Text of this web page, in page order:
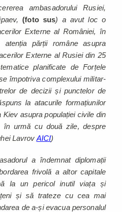
ambasadorului Rusiei,
(foto sus) a avut loc o
Externe al României, în
părții române asupra
Externe al Rusiei din 25
planificate de Forțele
împotriva complexului militar-
de decizii și punctelor de
la atacurile formațiunilor
Kiev asupra populației civile din
în urmă cu două zile, despre
Lavrov AICI)
a îndemnat diplomații
frivolă a altor capitale
la un pericol inutil viața și
și să trateze cu cea mai
de a-și evacua personalul